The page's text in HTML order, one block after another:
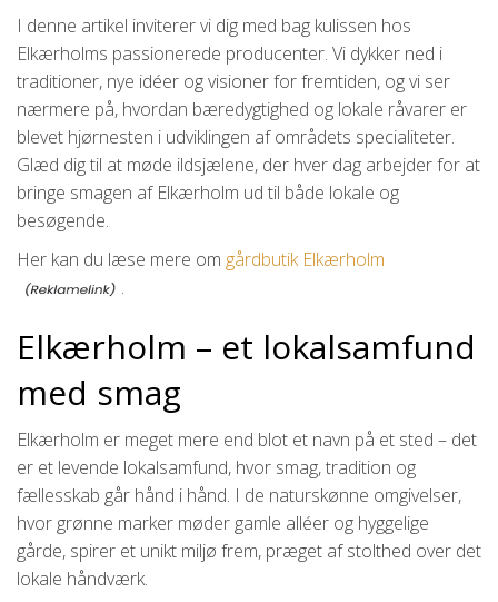
I denne artikel inviterer vi dig med bag kulissen hos
Elkærholms passionerede producenter. Vi dykker ned i
traditioner, nye idéer og visioner for fremtiden, og vi ser
nærmere på, hvordan bæredygtighed og lokale råvarer er
blevet hjørnesten i udviklingen af områdets specialiteter.
Glæd dig til at møde ildsjælene, der hver dag arbejder for at
bringe smagen af Elkærholm ud til både lokale og
besøgende.
Her kan du læse mere om gårdbutik Elkærholm
.
Elkærholm – et lokalsamfund
med smag
Elkærholm er meget mere end blot et navn på et sted – det
er et levende lokalsamfund, hvor smag, tradition og
fællesskab går hånd i hånd. I de naturskønne omgivelser,
hvor grønne marker møder gamle alléer og hyggelige
gårde, spirer et unikt miljø frem, præget af stolthed over det
lokale håndværk.